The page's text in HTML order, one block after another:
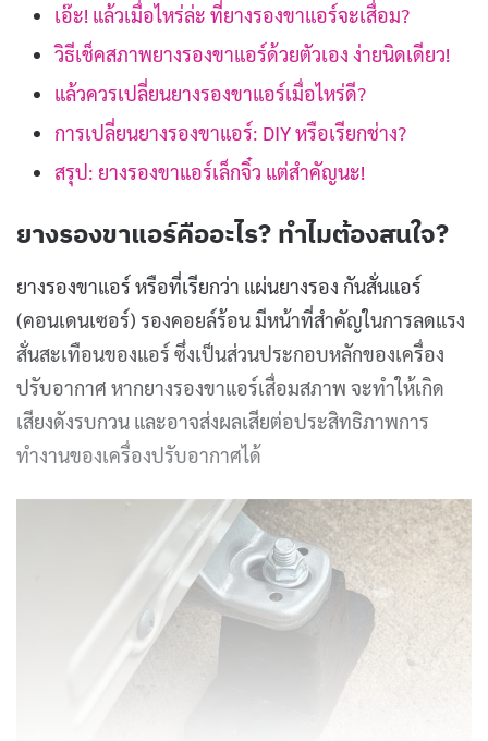
เอ๊ะ! แล้วเมื่อไหร่ล่ะ ที่ยางรองขาแอร์จะเสื่อม?
วิธีเช็คสภาพยางรองขาแอร์ด้วยตัวเอง ง่ายนิดเดียว!
แล้วควรเปลี่ยนยางรองขาแอร์เมื่อไหร่ดี?
การเปลี่ยนยางรองขาแอร์: DIY หรือเรียกช่าง?
สรุป: ยางรองขาแอร์เล็กจิ๋ว แต่สำคัญนะ!
ยางรองขาแอร์คืออะไร? ทำไมต้องสนใจ?
ยางรองขาแอร์ หรือที่เรียกว่า แผ่นยางรอง กันสั่นแอร์
(คอนเดนเซอร์) รองคอยล์ร้อน มีหน้าที่สำคัญในการลดแรง
สั่นสะเทือนของแอร์ ซึ่งเป็นส่วนประกอบหลักของเครื่อง
ปรับอากาศ หากยางรองขาแอร์เสื่อมสภาพ จะทำให้เกิด
เสียงดังรบกวน และอาจส่งผลเสียต่อประสิทธิภาพการ
ทำงานของเครื่องปรับอากาศได้